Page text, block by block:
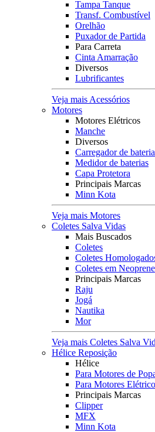
Tampa Tanque
Transf. Combustível
Orelhão
Puxador de Partida
Para Carreta
Cinta Amarração
Diversos
Lubrificantes
Veja mais Acessórios
Motores
Motores Elétricos
Manche
Diversos
Carregador de
Medidor de baterias
Capa Protetora
Principais Marcas
Minn Kota
Veja mais Motores
Coletes Salva Vidas
Mais Buscados
Coletes
Coletes
Coletes em Neoprene
Principais Marcas
Raju
Jogá
Nautika
Mor
Veja mais Coletes Salva
Hélice Reposição
Hélice
Para Motores de
Para Motores
Principais Marcas
Clipper
MFX
Minn Kota